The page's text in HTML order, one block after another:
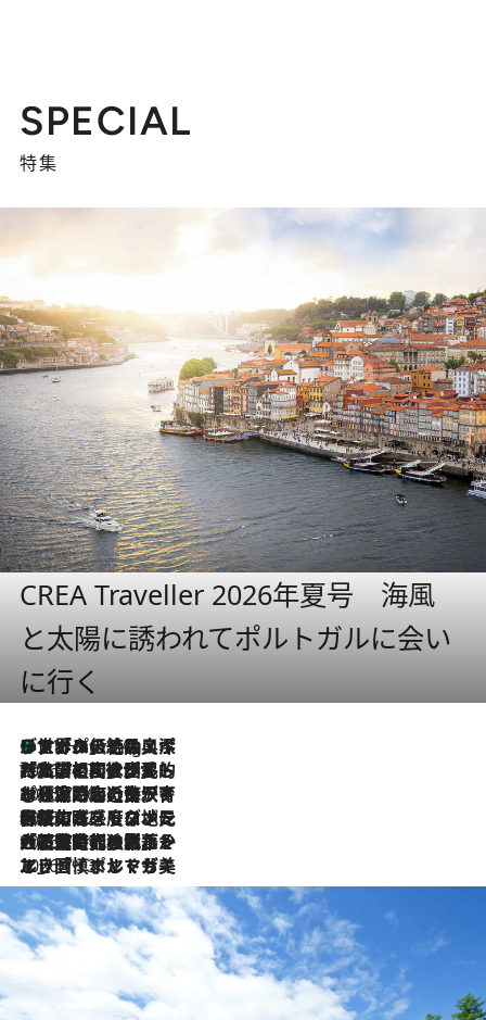
SPECIAL
特集
CREA Traveller 2026年夏号 海風
と太陽に誘われてポルトガルに会い
に行く
11 Hours Ago
リスボンの絶品スイーツ「パステル・デ・ナタ」とは？ポルトガル伝統の奥深い世界へ
2026.7.27
「私の祖国はポルトガル語です」国民的詩人フェルナンド・ペソアと、彼が愛した文学の街を歩く
2026.7.26
ポルトガル近海が育む極上の海の幸。キリリと冷えた白ワインと愉しむ、シーフード専門店の贅沢
2026.7.22
伝統の味をモダンに昇華。高感度な地元客が集う、リスボンの最旬ガストロノミー
2026.7.21
大航海時代の栄華から、震災、独裁、そして革命へ。ポルトガル・首都リスボンの石畳に刻まれた「歴史の光と影」
2026.7.13
エッセイ・ヤマザキマリ「慎ましくも美しき国 ポルトガル」